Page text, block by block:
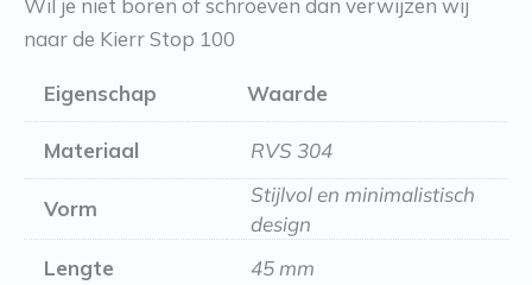
Wil je niet boren of schroeven dan verwijzen wij
naar de Kierr Stop 100
Eigenschap Waarde
Materiaal RVS 304
Vorm
Stijlvol en minimalistisch
design
Lengte
45 mm